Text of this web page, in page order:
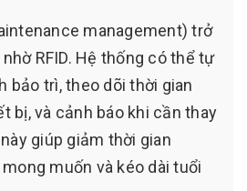
management) trở
RFID. Hệ thống có thể tự
bảo trì, theo dõi thời gian
bị, và cảnh báo khi cần thay
giúp giảm thời gian
muốn và kéo dài tuổi